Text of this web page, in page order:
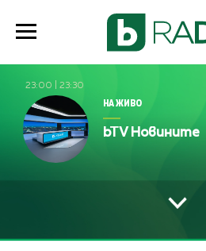
23:00 23:30
НА ЖИВО
bTV Новините